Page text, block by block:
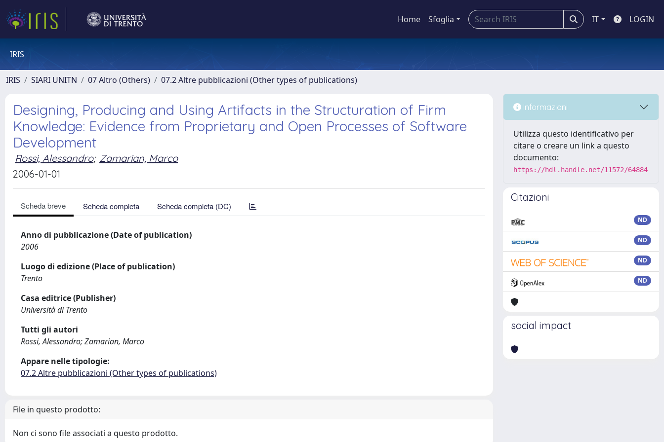
Home Sfoglia IT LOGIN
IRIS
IRIS SIARI UNITN 07 Altro (Others) 07.2 Altre pubblicazioni (Other types of publications)
Designing, Producing and Using Artifacts in the Structuration of Firm
Knowledge: Evidence from Proprietary and Open Processes of Software
Development
Rossi, Alessandro; Zamarian, Marco
2006-01-01
Scheda breve Scheda completa Scheda completa (DC)
Anno di pubblicazione (Date of publication)
2006
Luogo di edizione (Place of publication)
Trento
Casa editrice (Publisher)
Università di Trento
Tutti gli autori
Rossi, Alessandro; Zamarian, Marco
Appare nelle tipologie:
07.2 Altre pubblicazioni (Other types of publications)
File in questo prodotto:
Non ci sono file associati a questo prodotto.
Informazioni
Utilizza questo identificativo per
citare o creare un link a questo
documento:
https://hdl.handle.net/11572/64884
Citazioni
ND
ND
ND
ND
social impact